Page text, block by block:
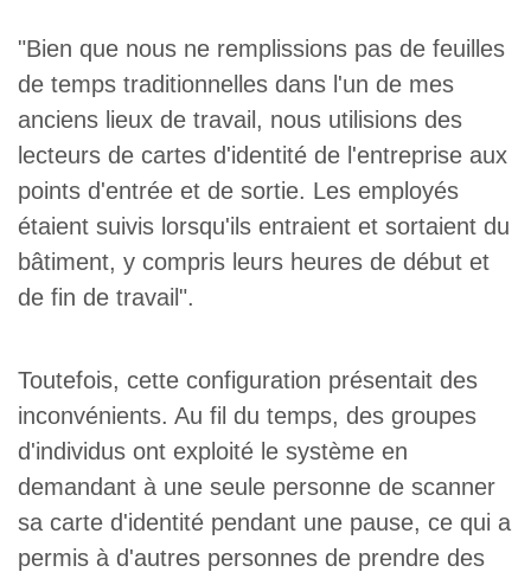
"Bien que nous ne remplissions pas de feuilles
de temps traditionnelles dans l'un de mes
anciens lieux de travail, nous utilisions des
lecteurs de cartes d'identité de l'entreprise aux
points d'entrée et de sortie. Les employés
étaient suivis lorsqu'ils entraient et sortaient du
bâtiment, y compris leurs heures de début et
de fin de travail".
Toutefois, cette configuration présentait des
inconvénients. Au fil du temps, des groupes
d'individus ont exploité le système en
demandant à une seule personne de scanner
sa carte d'identité pendant une pause, ce qui a
permis à d'autres personnes de prendre des